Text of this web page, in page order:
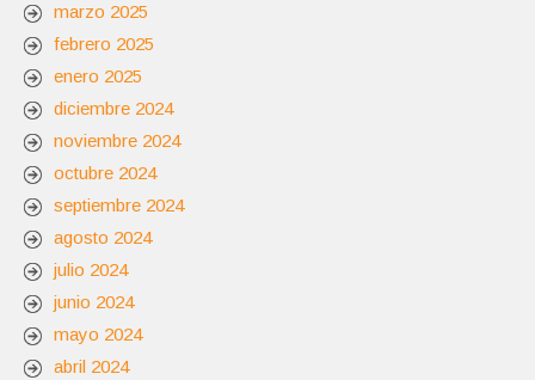
marzo 2025
febrero 2025
enero 2025
diciembre 2024
noviembre 2024
octubre 2024
septiembre 2024
agosto 2024
julio 2024
junio 2024
mayo 2024
abril 2024